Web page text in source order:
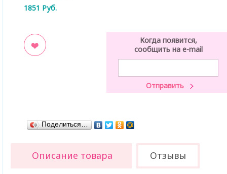
1851 Руб.
Когда появится,
сообщить на e-mail
Поделиться…
Описание товара Отзывы